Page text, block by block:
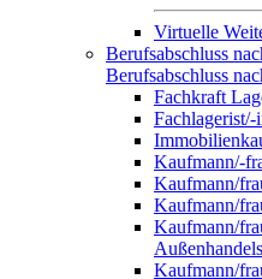
Virtuelle
Berufsabschluss
Berufsabschluss
Fachkraft
Fachlagerist/-
Kaufmann/-
Kaufmann/
Kaufmann/
Kaufmann/
Kaufmann/